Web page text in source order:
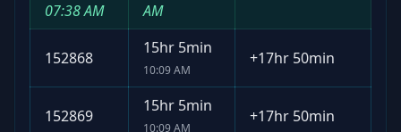
07:38 AM
AM
152868
15hr 5min
10:09 AM
+17hr 50min
152869
15hr 5min
10:09 AM
+17hr 50min